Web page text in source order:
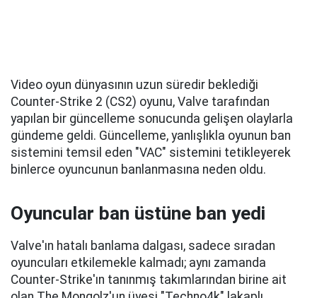
Video oyun dünyasının uzun süredir beklediği
Counter-Strike 2 (CS2) oyunu, Valve tarafından
yapılan bir güncelleme sonucunda gelişen olaylarla
gündeme geldi. Güncelleme, yanlışlıkla oyunun ban
sistemini temsil eden "VAC" sistemini tetikleyerek
binlerce oyuncunun banlanmasına neden oldu.
Oyuncular ban üstüne ban yedi
Valve'ın hatalı banlama dalgası, sadece sıradan
oyuncuları etkilemekle kalmadı; aynı zamanda
Counter-Strike'ın tanınmış takımlarından birine ait